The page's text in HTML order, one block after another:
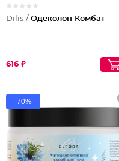
Dilis / Одеколон Комбат
616 ₽
-70%